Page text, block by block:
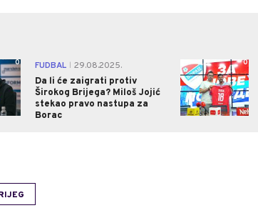
0 FUDBAL
29.08.2025.
Da li će zaigrati protiv
Širokog Brijega? Miloš Jojić
stekao pravo nastupa za
Borac
0